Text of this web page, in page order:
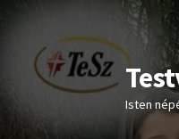
Ugrás
a
Kilépés
a
Isten